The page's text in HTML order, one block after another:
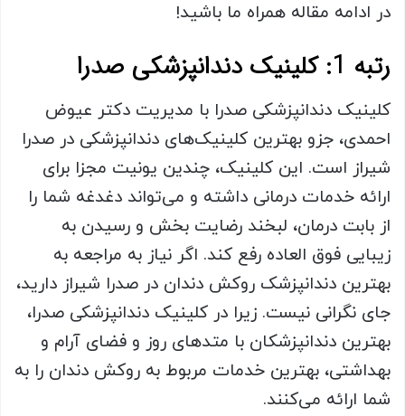
در ادامه مقاله همراه ما باشید!
رتبه 1: کلینیک دندانپزشکی صدرا
کلینیک دندانپزشکی صدرا با مدیریت دکتر عیوض
احمدی، جزو بهترین کلینیک‌های دندانپزشکی در صدرا
شیراز است. این کلینیک، چندین یونیت مجزا برای
ارائه خدمات درمانی داشته و می‌تواند دغدغه شما را
از بابت درمان، لبخند رضایت بخش و رسیدن به
زیبایی فوق العاده رفع کند. اگر نیاز به مراجعه به
بهترین دندانپزشک روکش دندان در صدرا شیراز دارید،
جای نگرانی نیست. زیرا در کلینیک دندانپزشکی صدرا،
بهترین دندانپزشکان با متدهای روز و فضای آرام و
بهداشتی، بهترین خدمات مربوط به روکش دندان را به
شما ارائه می‌کنند.